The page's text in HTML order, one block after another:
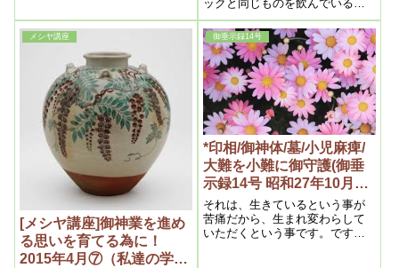
ックと同じものを飲んでいるよ
うなものなので、薬をこうやっ
て飲んでいる人を見ると“あ～プ
ラスチックバリバリと食べてい
るわ～”というぐらいに見ていっ
た方がいいですよ、という説明
もしてくれていますので参考に
していただきたいと思います。
メシヤ講座
[メシヤ講座]御神業を進め
る思いを育てる為に！
2015年4月⑦（私達の学び
御垂示録14号
*印相/御神体/墓/小児麻痺/
大難を小難に御守護(御垂
示録14号 昭和27年10月1
日④)
それは、生きているという事が
苦痛だから、生まれ変わらして
いただくという事です。ですか